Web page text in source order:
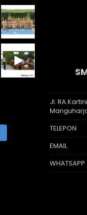
Jl.
TELEPON
EMAIL
WHATSAPP